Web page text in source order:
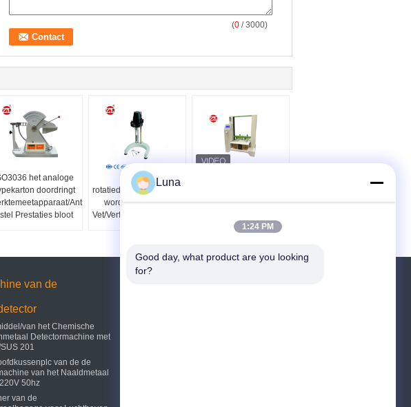
(0 / 3000)
het analoge
doordringt
Anti
Prestaties bloot
Ndj-1
rotatiedieViscositeitsmeter
wordt gebruikt om
Vet/Verf/Inkt/Voedsel/Drugs
Compressieverpakking
van de
van het Chemische
Detectormachine met
201
van de de
van het Naaldmetaal
50hz
van de
Luna
1:24 PM
Good day, what product are you looking
for?